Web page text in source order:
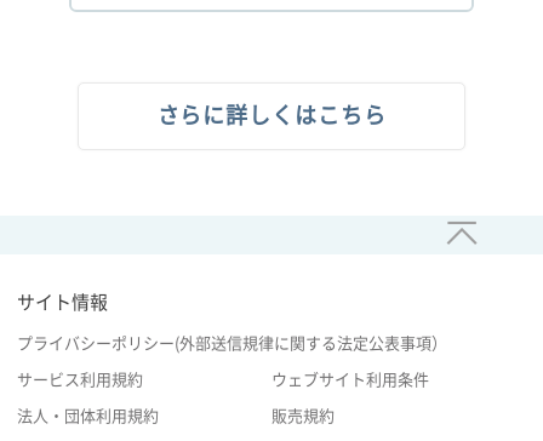
さらに詳しくはこちら
サイト情報
プライバシーポリシー(外部送信規律に関する法定公表事項）
サービス利用規約 ウェブサイト利用条件
法人・団体利用規約 販売規約